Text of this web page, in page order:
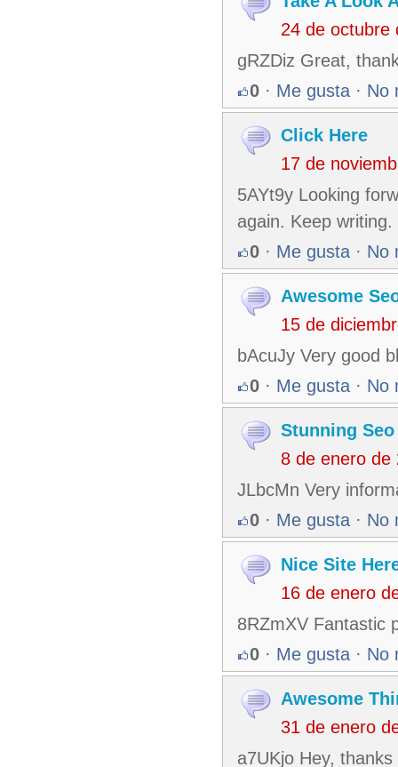
24 de octubre
gRZDiz Great,
0 · Me gusta · No
Click Here
17 de
5AYt9y Looking
again. Keep writing.
0 · Me gusta · No
Awesome
15 de
bAcuJy Very good
0 · Me gusta · No
Stunning
8 de enero de
JLbcMn Very
0 · Me gusta · No
Nice Site
16 de enero
8RZmXV Fantastic
0 · Me gusta · No
Awesome
31 de enero
a7UKjo Hey,